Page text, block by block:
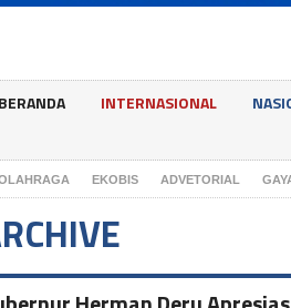
BERANDA INTERNASIONAL
EKOBIS ADVETORIAL